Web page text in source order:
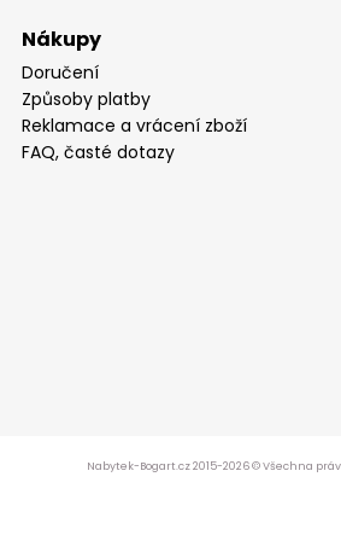
Nákupy
Doručení
Způsoby platby
Reklamace a vrácení zboží
FAQ, časté dotazy
Nabytek-Bogart.cz 2015-2026 © Všechna